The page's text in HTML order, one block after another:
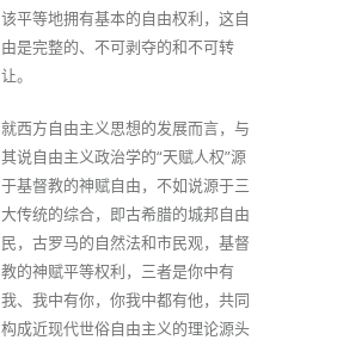
该平等地拥有基本的自由权利，这自
由是完整的、不可剥夺的和不可转
让。
就西方自由主义思想的发展而言，与
其说自由主义政治学的“天赋人权”源
于基督教的神赋自由，不如说源于三
大传统的综合，即古希腊的城邦自由
民，古罗马的自然法和市民观，基督
教的神赋平等权利，三者是你中有
我、我中有你，你我中都有他，共同
构成近现代世俗自由主义的理论源头